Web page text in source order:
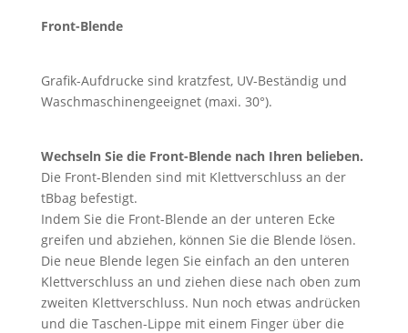
Front-Blende
Grafik-Aufdrucke sind kratzfest, UV-Beständig und
Waschmaschinengeeignet (maxi. 30°).
Wechseln Sie die Front-Blende nach Ihren belieben.
Die Front-Blenden sind mit Klettverschluss an der
tBbag befestigt.
Indem Sie die Front-Blende an der unteren Ecke
greifen und abziehen, können Sie die Blende lösen.
Die neue Blende legen Sie einfach an den unteren
Klettverschluss an und ziehen diese nach oben zum
zweiten Klettverschluss. Nun noch etwas andrücken
und die Taschen-Lippe mit einem Finger über die